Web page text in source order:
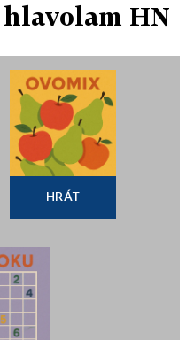
HN
HRÁT